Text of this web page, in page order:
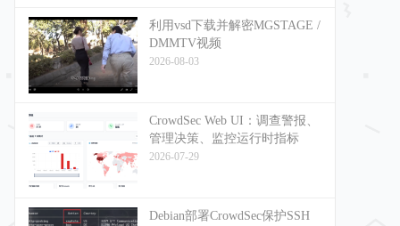
利用vsd下载并解密MGSTAGE /
DMMTV视频
2026-08-03
CrowdSec Web UI：调查警报、
管理决策、监控运行时指标
2026-07-29
Debian部署CrowdSec保护SSH